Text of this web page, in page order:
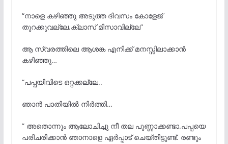
“നാളെ കഴിഞ്ഞു അടുത്ത ദിവസം കോളേജ്
തുറക്കുവല്ലേ.ക്ലാസ് മിസാവില്ലേ”
ആ സ്വരത്തിലെ ആശങ്ക എനിക്ക് മനസ്സിലാക്കാൻ
കഴിഞ്ഞു…
“പപ്പയിവിടെ ഒറ്റക്കല്ലേ..
ഞാൻ പാതിയിൽ നിർത്തി…
” അതൊന്നും ആലോചിച്ചു നീ തല പുണ്ണാക്കണ്ടാ.പപ്പയെ
പരിചരിക്കാൻ ഞാനാളെ ഏർപ്പാട് ചെയ്തിട്ടുണ്ട്. രണ്ടും